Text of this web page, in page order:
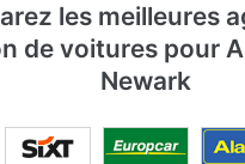
les meilleures
de voitures pour
Newark